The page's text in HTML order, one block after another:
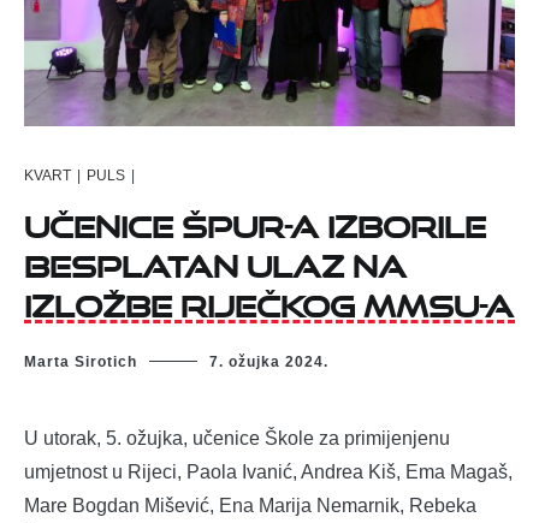
KVART | PULS |
Učenice ŠPUR-a izborile
besplatan ulaz na
izložbe riječkog MMSU-a
Marta Sirotich 7. ožujka 2024.
U utorak, 5. ožujka, učenice Škole za primijenjenu
umjetnost u Rijeci, Paola Ivanić, Andrea Kiš, Ema Magaš,
Mare Bogdan Mišević, Ena Marija Nemarnik, Rebeka